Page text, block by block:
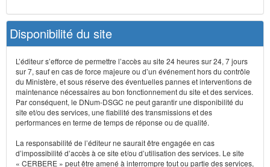
Disponibilité du site
L’éditeur s’efforce de permettre l’accès au site 24 heures sur 24, 7 jours
sur 7, sauf en cas de force majeure ou d’un événement hors du contrôle
du Ministère, et sous réserve des éventuelles pannes et interventions de
maintenance nécessaires au bon fonctionnement du site et des services.
Par conséquent, le DNum-DSGC ne peut garantir une disponibilité du
site et/ou des services, une fiabilité des transmissions et des
performances en terme de temps de réponse ou de qualité.
La responsabilité de l’éditeur ne saurait être engagée en cas
d’impossibilité d’accès à ce site et/ou d’utilisation des services. Le site
« CERBERE » peut être amené à interrompre tout ou partie des services,